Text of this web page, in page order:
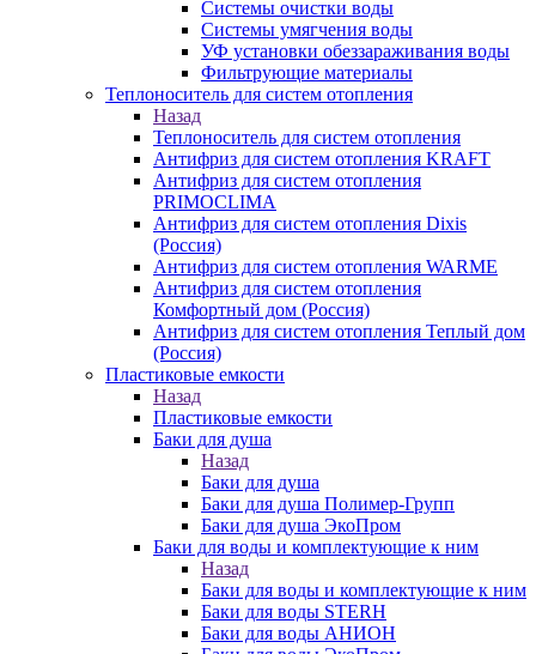
Системы очистки воды
Системы умягчения воды
УФ установки обеззараживания воды
Фильтрующие материалы
Теплоноситель для систем отопления
Назад
Теплоноситель для систем отопления
Антифриз для систем отопления KRAFT
Антифриз для систем отопления
PRIMOCLIMA
Антифриз для систем отопления Dixis
(Россия)
Антифриз для систем отопления WARME
Антифриз для систем отопления
Комфортный дом (Россия)
Антифриз для систем отопления Теплый дом
(Россия)
Пластиковые емкости
Назад
Пластиковые емкости
Баки для душа
Назад
Баки для душа
Баки для душа Полимер-Групп
Баки для душа ЭкоПром
Баки для воды и комплектующие к ним
Назад
Баки для воды и комплектующие к ним
Баки для воды STERH
Баки для воды АНИОН